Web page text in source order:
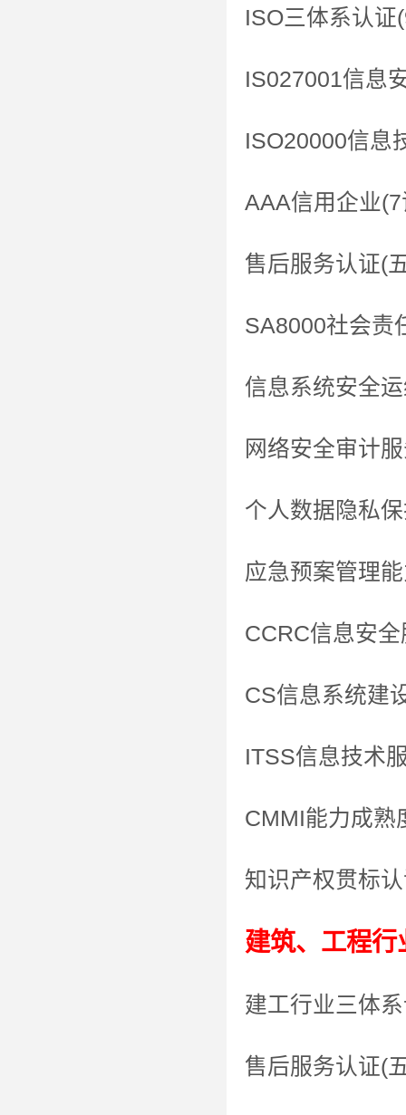
ISO三体系认
IS027001信息
ISO20000信息
AAA信用企业
售后服务认证(
SA8000社会责
信息系统安全
网络安全审计
个人数据隐私
应急预案管理
CCRC信息安
CS信息系统建
ITSS信息技术
CMMI能力成熟
知识产权贯标
建筑、工程行
建工行业三体
售后服务认证(